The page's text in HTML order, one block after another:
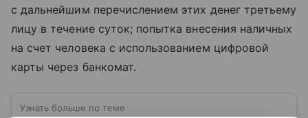
с дальнейшим перечислением этих денег третьему
лицу в течение суток; попытка внесения наличных
на счет человека с использованием цифровой
карты через банкомат.
Узнать больше по теме